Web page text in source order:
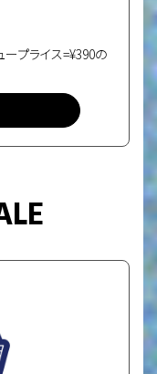
プライス=¥390の